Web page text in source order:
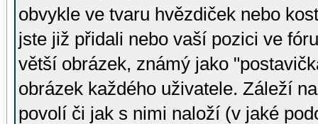
obvykle ve tvaru hvězdiček nebo
jste již přidali nebo vaší pozici ve
větší obrázek, známý jako
obrázek každého uživatele. Záleží
povolí či jak s nimi naloží (v jaké